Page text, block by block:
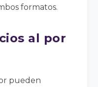
formatos.
al por
pueden